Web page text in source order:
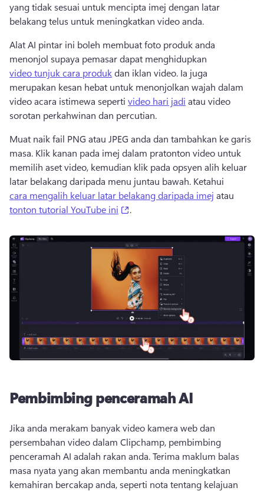
yang tidak sesuai untuk mencipta imej dengan latar
belakang telus untuk meningkatkan video anda.
Alat AI pintar ini boleh membuat foto produk anda
menonjol supaya pemasar dapat menghidupkan
video tunjuk cara produk dan iklan video. Ia juga
merupakan kesan hebat untuk menonjolkan wajah dalam
video acara istimewa seperti video hari jadi atau video
sorotan perkahwinan dan percutian.
Muat naik fail PNG atau JPEG anda dan tambahkan ke garis
masa. Klik kanan pada imej dalam pratonton video untuk
memilih aset video, kemudian klik pada opsyen alih keluar
latar belakang daripada menu juntau bawah. Ketahui
cara mengalih keluar latar belakang daripada imej atau
tonton tutorial YouTube ini
(opens in a new tab)
.
Pembimbing penceramah AI
Jika anda merakam banyak video kamera web dan
persembahan video dalam Clipchamp, pembimbing
penceramah AI adalah rakan anda. Terima maklum balas
masa nyata yang akan membantu anda meningkatkan
kemahiran bercakap anda, seperti nota tentang kelajuan